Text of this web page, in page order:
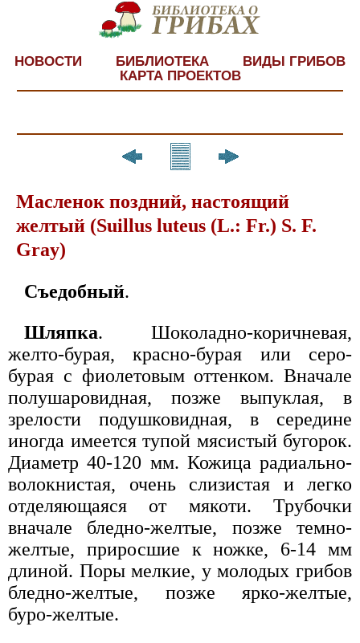
НОВОСТИ БИБЛИОТЕКА
ВИДЫ ГРИБОВ
КАРТА ПРОЕКТОВ
Масленок поздний, настоящий
желтый (Suillus luteus (L.: Fr.) S. F.
Gray)
Съедобный.
Шляпка. Шоколадно-коричневая,
желто-бурая, красно-бурая или серо-
бурая с фиолетовым оттенком. Вначале
полушаровидная, позже выпуклая, в
зрелости подушковидная, в середине
иногда имеется тупой мясистый бугорок.
Диаметр 40-120 мм. Кожица радиально-
волокнистая, очень слизистая и легко
отделяющаяся от мякоти. Трубочки
вначале бледно-желтые, позже темно-
желтые, приросшие к ножке, 6-14 мм
длиной. Поры мелкие, у молодых грибов
бледно-желтые, позже ярко-желтые,
буро-желтые.